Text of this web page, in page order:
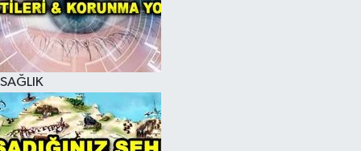
SAĞLIK